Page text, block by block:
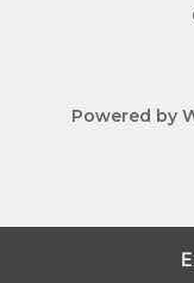
Powered by